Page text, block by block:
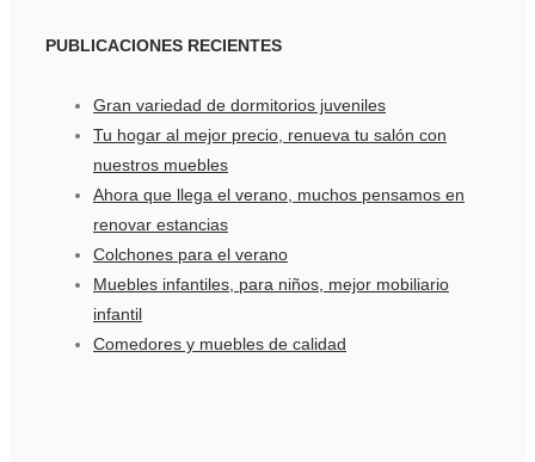
PUBLICACIONES RECIENTES
Gran variedad de dormitorios juveniles
Tu hogar al mejor precio, renueva tu salón con
nuestros muebles
Ahora que llega el verano, muchos pensamos en
renovar estancias
Colchones para el verano
Muebles infantiles, para niños, mejor mobiliario
infantil
Comedores y muebles de calidad